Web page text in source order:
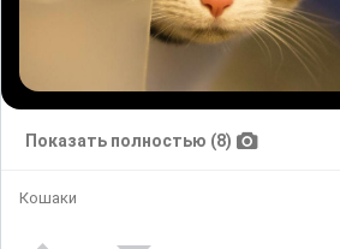
Показать полностью (8)
Кошаки